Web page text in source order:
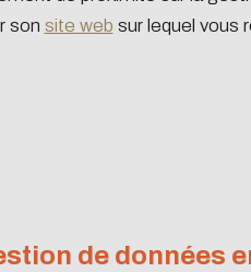
son site web sur lequel vous
de données